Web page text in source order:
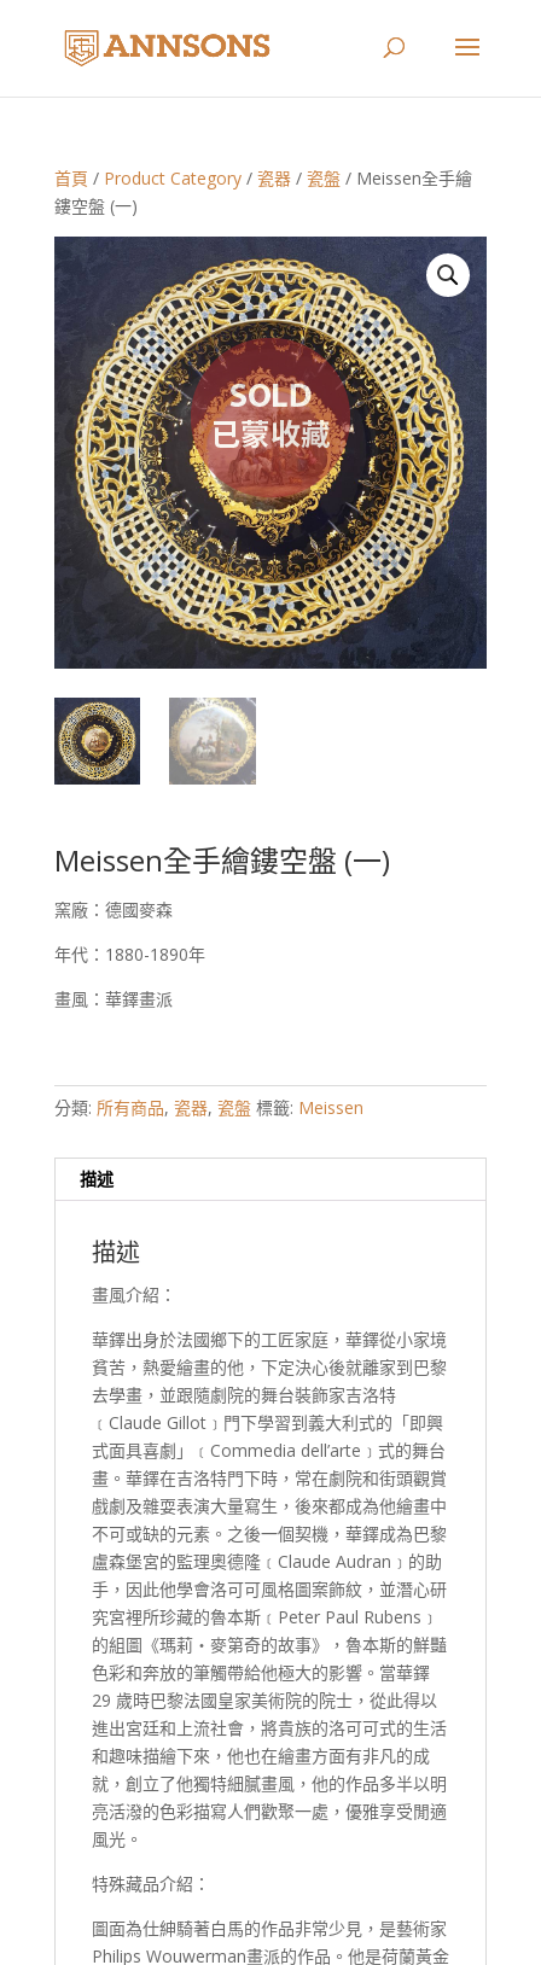
首頁 / Product Category/ 瓷器/ 瓷盤/ Meissen全手繪
鏤空盤 (一)
Meissen全手繪鏤空盤 (一)
窯廠：德國麥森
年代：1880-1890年
畫風：華鐸畫派
分類: 所有商品, 瓷器, 瓷盤 標籤: Meissen
描述
描述
畫風介紹：
華鐸出身於法國鄉下的工匠家庭，華鐸從小家境
貧苦，熱愛繪畫的他，下定決心後就離家到巴黎
去學畫，並跟隨劇院的舞台裝飾家吉洛特
﹝Claude Gillot﹞門下學習到義大利式的「即興
式面具喜劇」﹝Commedia dell’arte﹞式的舞台
畫。華鐸在吉洛特門下時，常在劇院和街頭觀賞
戲劇及雜耍表演大量寫生，後來都成為他繪畫中
不可或缺的元素。之後一個契機，華鐸成為巴黎
盧森堡宮的監理奧德隆﹝Claude Audran﹞的助
手，因此他學會洛可可風格圖案飾紋，並潛心研
究宮裡所珍藏的魯本斯﹝Peter Paul Rubens﹞
的組圖《瑪莉‧麥第奇的故事》，魯本斯的鮮豔
色彩和奔放的筆觸帶給他極大的影響。當華鐸
29 歲時巴黎法國皇家美術院的院士，從此得以
進出宮廷和上流社會，將貴族的洛可可式的生活
和趣味描繪下來，他也在繪畫方面有非凡的成
就，創立了他獨特細膩畫風，他的作品多半以明
亮活潑的色彩描寫人們歡聚一處，優雅享受閒適
風光。
特殊藏品介紹：
圖面為仕紳騎著白馬的作品非常少見，是藝術家
Philips Wouwerman畫派的作品。他是荷蘭黃金